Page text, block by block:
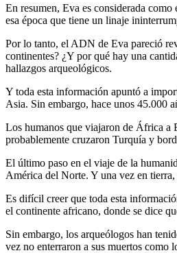
En resumen, Eva es considerada
esa época que tiene un linaje
Por lo tanto, el ADN de Eva pareció
continentes? ¿Y por qué hay una
hallazgos arqueológicos.
Y toda esta información apuntó a
Asia. Sin embargo, hace unos 45.000
Los humanos que viajaron de África a
probablemente cruzaron Turquía y
El último paso en el viaje de la
América del Norte. Y una vez en
Es difícil creer que toda esta
el continente africano, donde se dice
Sin embargo, los arqueólogos han
vez no enterraron a sus muertos como